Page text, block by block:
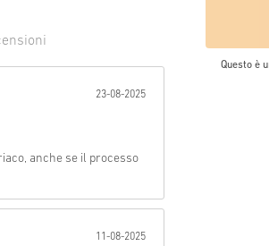
23-08-2025
anche se il processo
11-08-2025
Questo è